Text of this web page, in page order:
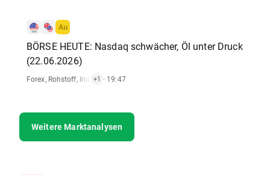
BÖRSE HEUTE: Nasdaq schwächer, Öl unter Druck
(22.06.2026)
Forex, Rohstoff, Index, Krypto
+1 · 19:47
Weitere Marktanalysen